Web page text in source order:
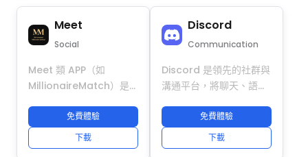
安全管理多個 PrizePicks
帳號。每個帳號都擁有獨
立的設備指紋、IP 位址和
之間被關聯檢測的風險。
輕鬆管理多個帳號，優化
運營流程，並在參與幻想
體育競賽時保持帳號穩定
設備指紋、IP 和系統資
料，有效防止交叉檢測並
降低封號風險。輕鬆操作
任務，並在高效連接本地
及全球用戶的同時保障帳
號安全。
Meet
Social
Meet 類 APP（如
MillionaireMatch）是
社交與約會平台，聚焦高
價值用戶匹配與跨地區互
動，提供資料認證、安全
免費體驗
下載
Discord
Communication
Discord 是領先的社群與
溝通平台，將聊天、語音
端。廣泛應用於社群、遊
戲、客服、Web3 和全球
團隊，並支援多個帳號同
免費體驗
下載